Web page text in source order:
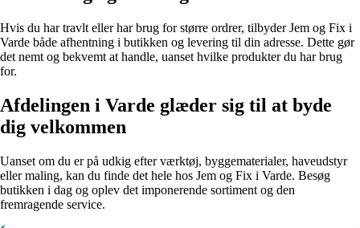
Hvis du har travlt eller har brug for større ordrer, tilbyder Jem og Fix i
Varde både afhentning i butikken og levering til din adresse. Dette gør
det nemt og bekvemt at handle, uanset hvilke produkter du har brug
for.
Afdelingen i Varde glæder sig til at byde
dig velkommen
Uanset om du er på udkig efter værktøj, byggematerialer, haveudstyr
eller maling, kan du finde det hele hos Jem og Fix i Varde. Besøg
butikken i dag og oplev det imponerende sortiment og den
fremragende service.